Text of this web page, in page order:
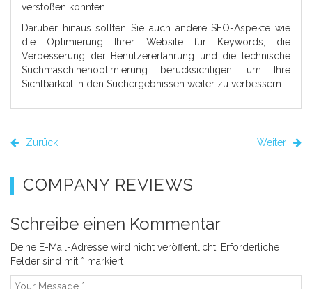
verstoßen könnten.
Darüber hinaus sollten Sie auch andere SEO-Aspekte wie
die Optimierung Ihrer Website für Keywords, die
Verbesserung der Benutzererfahrung und die technische
Suchmaschinenoptimierung berücksichtigen, um Ihre
Sichtbarkeit in den Suchergebnissen weiter zu verbessern.
Zurück Weiter
COMPANY REVIEWS
Schreibe einen Kommentar
Deine E-Mail-Adresse wird nicht veröffentlicht. Erforderliche
Felder sind mit * markiert